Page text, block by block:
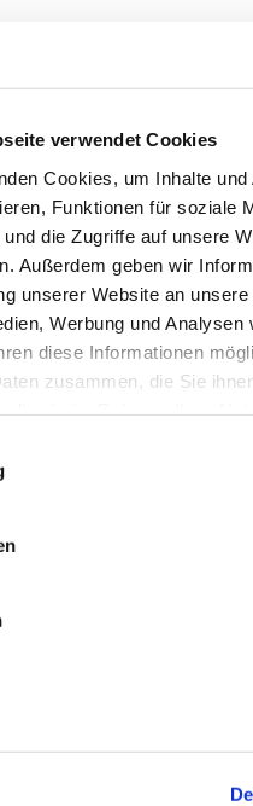
verwendet Cookies
Cookies, um Inhalte und
Funktionen für soziale
die Zugriffe auf unsere
Außerdem geben wir
unserer Website an
Werbung und Analysen
diese Informationen
zusammen, die Sie
Dies könnte Sie